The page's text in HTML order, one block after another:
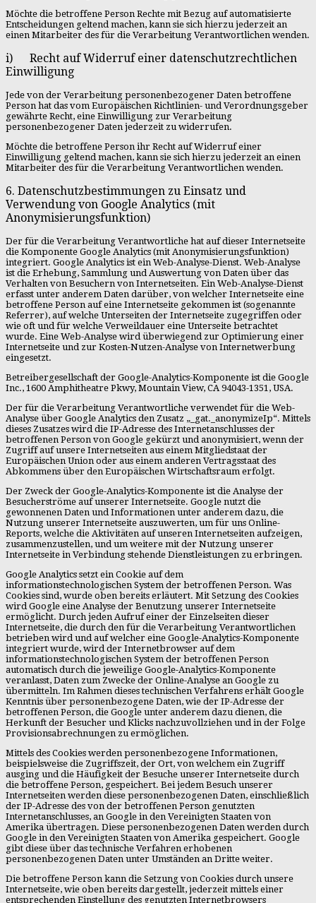
Möchte die betroffene Person Rechte mit Bezug auf automatisierte
Entscheidungen geltend machen, kann sie sich hierzu jederzeit an
einen Mitarbeiter des für die Verarbeitung Verantwortlichen wenden.
i) Recht auf Widerruf einer datenschutzrechtlichen
Einwilligung
Jede von der Verarbeitung personenbezogener Daten betroffene
Person hat das vom Europäischen Richtlinien- und Verordnungsgeber
gewährte Recht, eine Einwilligung zur Verarbeitung
personenbezogener Daten jederzeit zu widerrufen.
Möchte die betroffene Person ihr Recht auf Widerruf einer
Einwilligung geltend machen, kann sie sich hierzu jederzeit an einen
Mitarbeiter des für die Verarbeitung Verantwortlichen wenden.
6. Datenschutzbestimmungen zu Einsatz und
Verwendung von Google Analytics (mit
Anonymisierungsfunktion)
Der für die Verarbeitung Verantwortliche hat auf dieser Internetseite
die Komponente Google Analytics (mit Anonymisierungsfunktion)
integriert. Google Analytics ist ein Web-Analyse-Dienst. Web-Analyse
ist die Erhebung, Sammlung und Auswertung von Daten über das
Verhalten von Besuchern von Internetseiten. Ein Web-Analyse-Dienst
erfasst unter anderem Daten darüber, von welcher Internetseite eine
betroffene Person auf eine Internetseite gekommen ist (sogenannte
Referrer), auf welche Unterseiten der Internetseite zugegriffen oder
wie oft und für welche Verweildauer eine Unterseite betrachtet
wurde. Eine Web-Analyse wird überwiegend zur Optimierung einer
Internetseite und zur Kosten-Nutzen-Analyse von Internetwerbung
eingesetzt.
Betreibergesellschaft der Google-Analytics-Komponente ist die Google
Inc., 1600 Amphitheatre Pkwy, Mountain View, CA 94043-1351, USA.
Der für die Verarbeitung Verantwortliche verwendet für die Web-
Analyse über Google Analytics den Zusatz „_gat._anonymizeIp“. Mittels
dieses Zusatzes wird die IP-Adresse des Internetanschlusses der
betroffenen Person von Google gekürzt und anonymisiert, wenn der
Zugriff auf unsere Internetseiten aus einem Mitgliedstaat der
Europäischen Union oder aus einem anderen Vertragsstaat des
Abkommens über den Europäischen Wirtschaftsraum erfolgt.
Der Zweck der Google-Analytics-Komponente ist die Analyse der
Besucherströme auf unserer Internetseite. Google nutzt die
gewonnenen Daten und Informationen unter anderem dazu, die
Nutzung unserer Internetseite auszuwerten, um für uns Online-
Reports, welche die Aktivitäten auf unseren Internetseiten aufzeigen,
zusammenzustellen, und um weitere mit der Nutzung unserer
Internetseite in Verbindung stehende Dienstleistungen zu erbringen.
Google Analytics setzt ein Cookie auf dem
informationstechnologischen System der betroffenen Person. Was
Cookies sind, wurde oben bereits erläutert. Mit Setzung des Cookies
wird Google eine Analyse der Benutzung unserer Internetseite
ermöglicht. Durch jeden Aufruf einer der Einzelseiten dieser
Internetseite, die durch den für die Verarbeitung Verantwortlichen
betrieben wird und auf welcher eine Google-Analytics-Komponente
integriert wurde, wird der Internetbrowser auf dem
informationstechnologischen System der betroffenen Person
automatisch durch die jeweilige Google-Analytics-Komponente
veranlasst, Daten zum Zwecke der Online-Analyse an Google zu
übermitteln. Im Rahmen dieses technischen Verfahrens erhält Google
Kenntnis über personenbezogene Daten, wie der IP-Adresse der
betroffenen Person, die Google unter anderem dazu dienen, die
Herkunft der Besucher und Klicks nachzuvollziehen und in der Folge
Provisionsabrechnungen zu ermöglichen.
Mittels des Cookies werden personenbezogene Informationen,
beispielsweise die Zugriffszeit, der Ort, von welchem ein Zugriff
ausging und die Häufigkeit der Besuche unserer Internetseite durch
die betroffene Person, gespeichert. Bei jedem Besuch unserer
Internetseiten werden diese personenbezogenen Daten, einschließlich
der IP-Adresse des von der betroffenen Person genutzten
Internetanschlusses, an Google in den Vereinigten Staaten von
Amerika übertragen. Diese personenbezogenen Daten werden durch
Google in den Vereinigten Staaten von Amerika gespeichert. Google
gibt diese über das technische Verfahren erhobenen
personenbezogenen Daten unter Umständen an Dritte weiter.
Die betroffene Person kann die Setzung von Cookies durch unsere
Internetseite, wie oben bereits dargestellt, jederzeit mittels einer
entsprechenden Einstellung des genutzten Internetbrowsers